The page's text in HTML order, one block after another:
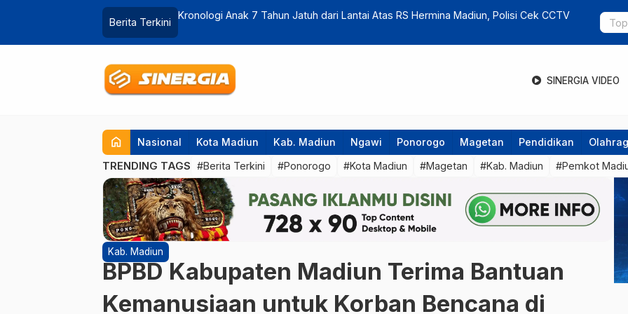
Berita Terkini
Soal Darus Salam, Pemdes Kradinan : Layak Dibantu, Tapi Bukan Prioritas Utama
Warga
SINERGIA VIDEO
home Nasional Kota Madiun Kab. Madiun Ngawi Ponorogo Magetan Pendidikan
TRENDING TAGS #Berita Terkini #Ponorogo #Kota Madiun #Magetan #Kab. Madiun #Pemkot
Kab. Madiun
BPBD Kabupaten Madiun Terima Bantuan
Kemanusiaan untuk Korban Bencana di